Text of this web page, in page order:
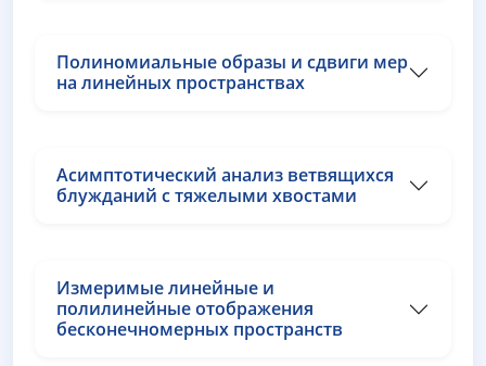
Полиномиальные образы и сдвиги мер
на линейных пространствах
Асимптотический анализ ветвящихся
блужданий с тяжелыми хвостами
Измеримые линейные и
полилинейные отображения
бесконечномерных пространств